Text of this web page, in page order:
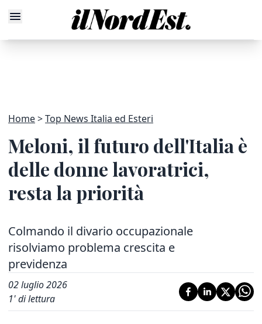
Home Top News Italia ed Esteri
Meloni, il futuro dell'Italia è
delle donne lavoratrici,
resta la priorità
Colmando il divario occupazionale
risolviamo problema crescita e
previdenza
02 luglio 2026
1' di lettura